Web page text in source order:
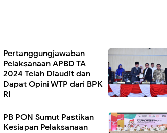
Pertanggungjawaban
Pelaksanaan APBD TA
2024 Telah Diaudit dan
Dapat Opini WTP dari BPK
RI
PB PON Sumut Pastikan
Kesiapan Pelaksanaan